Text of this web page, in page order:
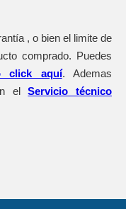
, o bien el limite de
comprado. Puedes
click aquí. Ademas
elServicio técnico